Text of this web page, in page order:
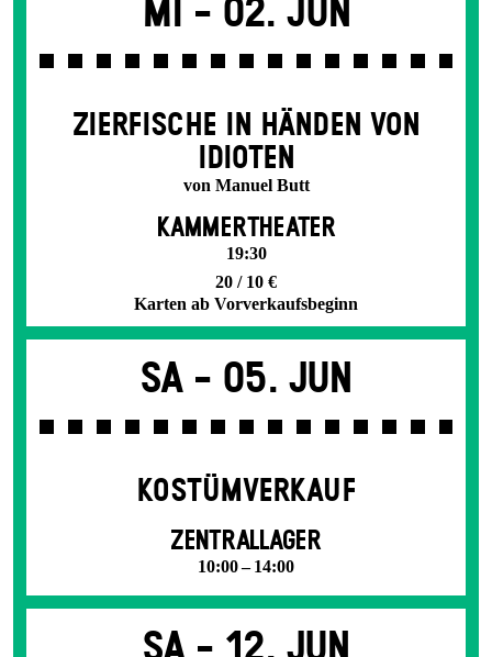
Mi - 02. Jun
ZIER­FISCHE IN HÄNDEN VON
IDIOTEN
von Manuel Butt
KAMMERTHEATER
19:30
20 / 10 €
Karten ab Vorverkaufsbeginn
Sa - 05. Jun
KOSTÜMVERKAUF
ZENTRALLAGER
10:00 – 14:00